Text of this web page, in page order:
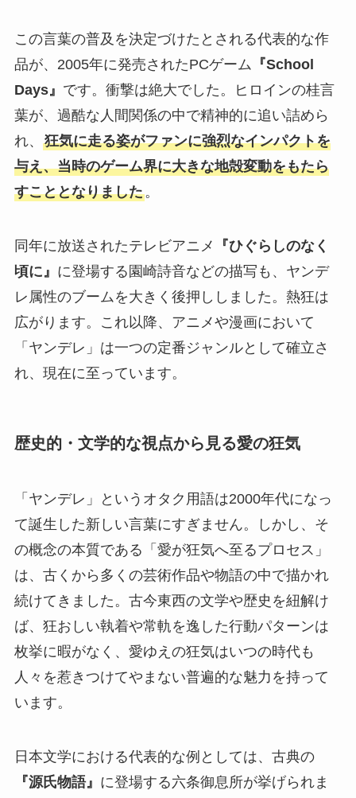
この言葉の普及を決定づけたとされる代表的な作
品が、2005年に発売されたPCゲーム 『School
Days』 です。衝撃は絶大でした。ヒロインの桂言
葉が、過酷な人間関係の中で精神的に追い詰めら
れ、 狂気に走る姿がファンに強烈なインパクトを
与え、当時のゲーム界に大きな地殻変動をもたら
すこととなりました。
同年に放送されたテレビアニメ
『ひぐらしのなく
頃に』 に登場する園崎詩音などの描写も、ヤンデ
レ属性のブームを大きく後押ししました。熱狂は
広がります。これ以降、アニメや漫画において
「ヤンデレ」は一つの定番ジャンルとして確立さ
れ、現在に至っています。
歴史的・文学的な視点から見る愛の狂気
「ヤンデレ」というオタク用語は2000年代になっ
て誕生した新しい言葉にすぎません。しかし、そ
の概念の本質である「愛が狂気へ至るプロセス」
は、古くから多くの芸術作品や物語の中で描かれ
続けてきました。古今東西の文学や歴史を紐解け
ば、狂おしい執着や常軌を逸した行動パターンは
枚挙に暇がなく、愛ゆえの狂気はいつの時代も
人々を惹きつけてやまない普遍的な魅力を持って
います。
日本文学における代表的な例としては、古典の
『源氏物語』 に登場する六条御息所が挙げられま